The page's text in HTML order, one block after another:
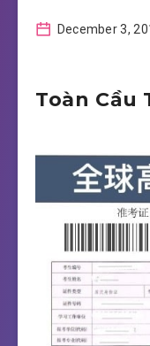
December 3,
Toàn Cầu